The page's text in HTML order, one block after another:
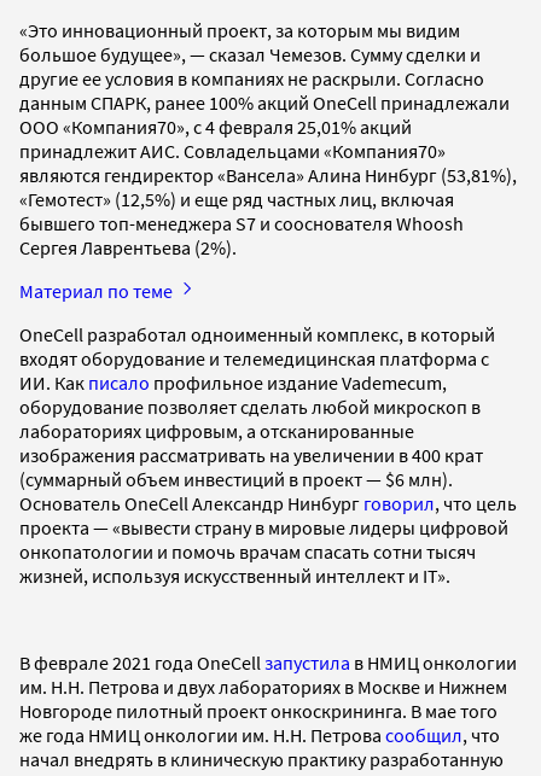
«Это инновационный проект, за которым мы видим
большое будущее», — сказал Чемезов. Сумму сделки и
другие ее условия в компаниях не раскрыли. Согласно
данным СПАРК, ранее 100% акций OneCell принадлежали
ООО «Компания70», с 4 февраля 25,01% акций
принадлежит АИС. Совладельцами «Компания70»
являются гендиректор «Вансела» Алина Нинбург (53,81%),
«Гемотест» (12,5%) и еще ряд частных лиц, включая
бывшего топ-менеджера S7 и сооснователя Whoosh
Сергея Лаврентьева (2%).
Материал по теме
OneCell разработал одноименный комплекс, в который
входят оборудование и телемедицинская платформа с
ИИ. Как писало профильное издание Vademecum,
оборудование позволяет сделать любой микроскоп в
лабораториях цифровым, а отсканированные
изображения рассматривать на увеличении в 400 крат
(суммарный объем инвестиций в проект — $6 млн).
Основатель OneCell Александр Нинбург говорил, что цель
проекта — «вывести страну в мировые лидеры цифровой
онкопатологии и помочь врачам спасать сотни тысяч
жизней, используя искусственный интеллект и IT».
В феврале 2021 года OneCell запустила в НМИЦ онкологии
им. Н.Н. Петрова и двух лабораториях в Москве и Нижнем
Новгороде пилотный проект онкоскрининга. В мае того
же года НМИЦ онкологии им. Н.Н. Петрова сообщил, что
начал внедрять в клиническую практику разработанную